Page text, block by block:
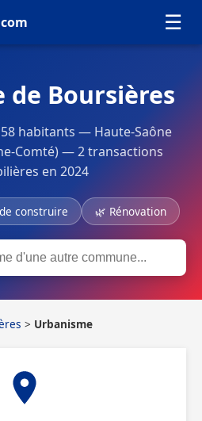
☰
de Boursières
habitants — Haute-Saône
Comté) — 2 transactions
en 2024
construire 🌿 Rénovation
> Urbanisme